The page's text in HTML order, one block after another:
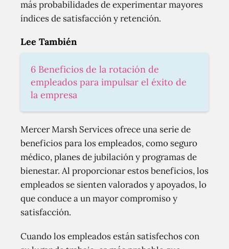
más probabilidades de experimentar mayores
índices de satisfacción y retención.
Lee También
6 Beneficios de la rotación de
empleados para impulsar el éxito de
la empresa
Mercer Marsh Services ofrece una serie de
beneficios para los empleados, como seguro
médico, planes de jubilación y programas de
bienestar. Al proporcionar estos beneficios, los
empleados se sienten valorados y apoyados, lo
que conduce a un mayor compromiso y
satisfacción.
Cuando los empleados están satisfechos con